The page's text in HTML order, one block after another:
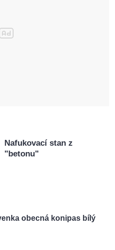
Nafukovací stan z
"betonu"
obecná konipas bílý